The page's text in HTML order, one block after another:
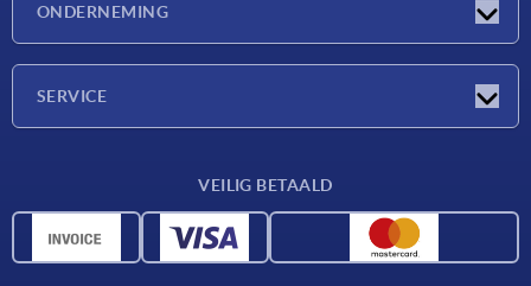
ONDERNEMING
SERVICE
CAD-gegevens
VEILIG BETAALD